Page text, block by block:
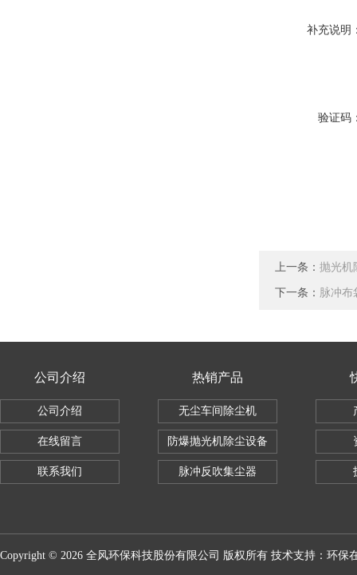
补充说明
验证码
上一条： 抛光机
下一条： 脉冲布
公司介绍
公司介绍
在线留言
联系我们
热销产品
无尘车间除尘机
防爆抛光机除尘设备
脉冲反吹集尘器
Copyright © 2026 全风环保科技股份有限公司 版权所有 技术支持： 环保